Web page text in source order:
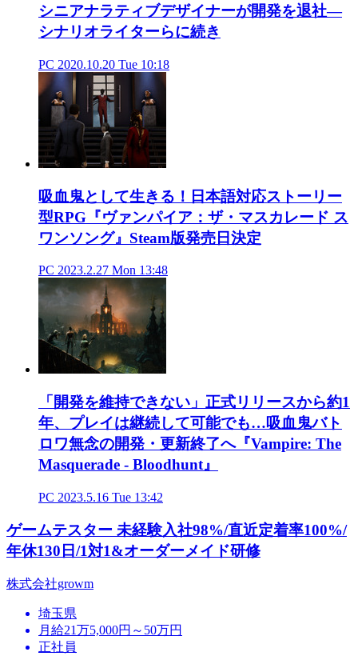
シニアナラティブデザイナーが開発を退社―
シナリオライターらに続き
PC 2020.10.20 Tue 10:18
吸血鬼として生きる！日本語対応ストーリー
型RPG『ヴァンパイア：ザ・マスカレード ス
ワンソング』Steam版発売日決定
PC 2023.2.27 Mon 13:48
「開発を維持できない」正式リリースから約1
年、プレイは継続して可能でも…吸血鬼バト
ロワ無念の開発・更新終了へ『Vampire: The
Masquerade - Bloodhunt』
PC 2023.5.16 Tue 13:42
ゲームテスター 未経験入社98%/直近定着率100%/
年休130日/1対1&オーダーメイド研修
株式会社growm
埼玉県
月給21万5,000円～50万円
正社員